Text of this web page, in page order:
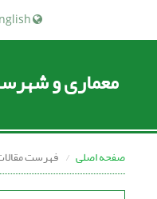
معماری و
صفحه اصلی فهرست